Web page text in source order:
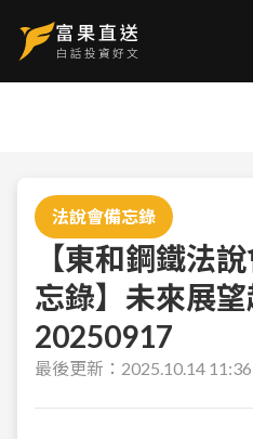
法說會備忘錄
【東和鋼鐵法
忘錄】未來展
20250917
最後更新： 2025.10.14 11:36